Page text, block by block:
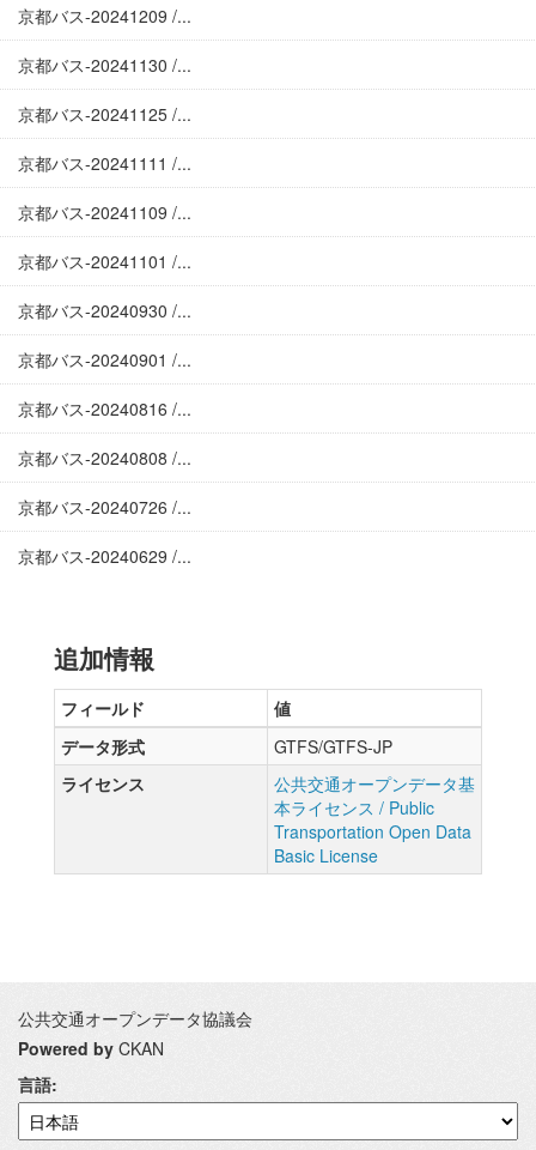
京都バス-20241209 /...
京都バス-20241130 /...
京都バス-20241125 /...
京都バス-20241111 /...
京都バス-20241109 /...
京都バス-20241101 /...
京都バス-20240930 /...
京都バス-20240901 /...
京都バス-20240816 /...
京都バス-20240808 /...
京都バス-20240726 /...
京都バス-20240629 /...
追加情報
フィールド
値
データ形式
GTFS/GTFS-JP
ライセンス
公共交通オープンデータ基
本ライセンス / Public
Transportation Open Data
Basic License
公共交通オープンデータ協議会
Powered by CKAN
言語